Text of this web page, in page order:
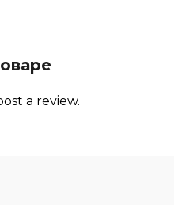
a review.